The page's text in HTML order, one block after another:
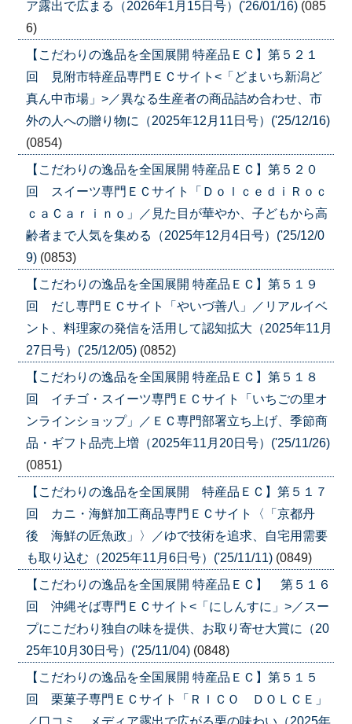
ア露出で広まる（2026年1月15日号）('26/01/16) (085
6)
【こだわりの逸品を全国展開 特産品ＥＣ】第５２１
回 見附市特産品専門ＥＣサイト<「どまいち新潟ど
真ん中市場」>／異なる生産者の商品詰め合わせ、市
外の人への贈り物に（2025年12月11日号）('25/12/16)
(0854)
【こだわりの逸品を全国展開 特産品ＥＣ】第５２０
回 スイーツ専門ＥＣサイト「ＤｏｌｃｅｄｉＲｏｃ
ｃａＣａｒｉｎｏ」／見た目が華やか、子どもから高
齢者まで人気を集める（2025年12月4日号）('25/12/0
9) (0853)
【こだわりの逸品を全国展開 特産品ＥＣ】第５１９
回 だし専門ＥＣサイト「やいづ善八」／リアルイベ
ント、料理家の発信を活用して認知拡大（2025年11月
27日号）('25/12/05) (0852)
【こだわりの逸品を全国展開 特産品ＥＣ】第５１８
回 イチゴ・スイーツ専門ＥＣサイト「いちごの里オ
ンラインショップ」／ＥＣ専門部署立ち上げ、季節商
品・ギフト品売上増（2025年11月20日号）('25/11/26)
(0851)
【こだわりの逸品を全国展開 特産品ＥＣ】第５１７
回 カニ・海鮮加工商品専門ＥＣサイト〈「京都丹
後 海鮮の匠魚政」〉／ゆで技術を追求、自宅用需要
も取り込む（2025年11月6日号）('25/11/11) (0849)
【こだわりの逸品を全国展開 特産品ＥＣ】 第５１６
回 沖縄そば専門ＥＣサイト<「にしんすに」>／スー
プにこだわり独自の味を提供、お取り寄せ大賞に（20
25年10月30日号）('25/11/04) (0848)
【こだわりの逸品を全国展開 特産品ＥＣ】第５１５
回 栗菓子専門ＥＣサイト「ＲＩＣＯ ＤＯＬＣＥ」
／口コミ、メディア露出で広がる栗の味わい（2025年